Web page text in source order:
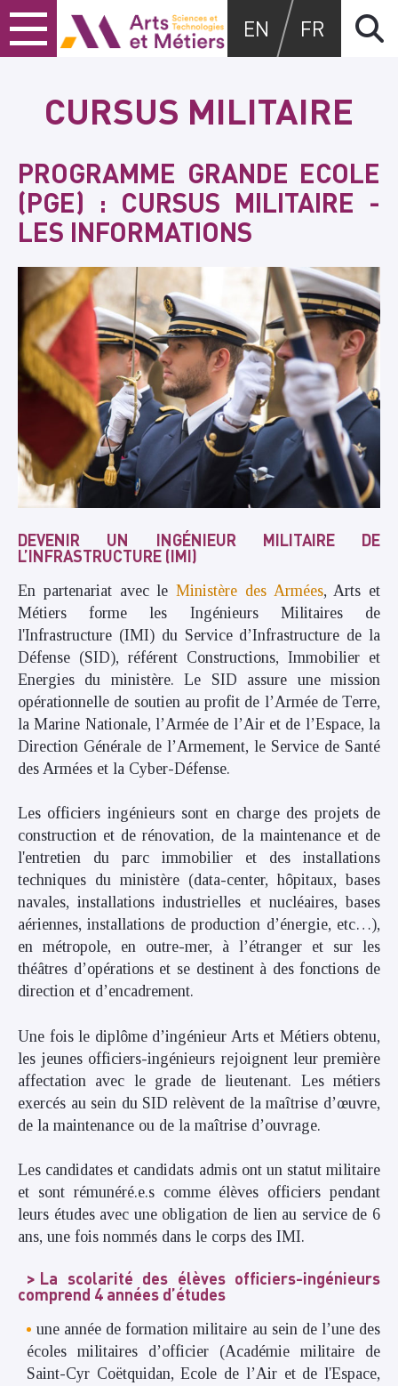
Skip
to
content
Skip
to
main
Skip
to
search
Arts et métiers
EN FR
CURSUS MILITAIRE
PROGRAMME GRANDE ECOLE
(PGE) : CURSUS MILITAIRE -
LES INFORMATIONS
DEVENIR UN INGÉNIEUR MILITAIRE DE
L’INFRASTRUCTURE (IMI)
En partenariat avec le Ministère des Armées, Arts et
Métiers forme les Ingénieurs Militaires de
l'Infrastructure (IMI) du Service d’Infrastructure de la
Défense (SID), référent Constructions, Immobilier et
Energies du ministère. Le SID assure une mission
opérationnelle de soutien au profit de l’Armée de Terre,
la Marine Nationale, l’Armée de l’Air et de l’Espace, la
Direction Générale de l’Armement, le Service de Santé
des Armées et la Cyber-Défense.
Les officiers ingénieurs sont en charge des projets de
construction et de rénovation, de la maintenance et de
l'entretien du parc immobilier et des installations
techniques du ministère (data-center, hôpitaux, bases
navales, installations industrielles et nucléaires, bases
aériennes, installations de production d’énergie, etc…),
en métropole, en outre-mer, à l’étranger et sur les
théâtres d’opérations et se destinent à des fonctions de
direction et d’encadrement.
Une fois le diplôme d’ingénieur Arts et Métiers obtenu,
les jeunes officiers-ingénieurs rejoignent leur première
affectation avec le grade de lieutenant. Les métiers
exercés au sein du SID relèvent de la maîtrise d’œuvre,
de la maintenance ou de la maîtrise d’ouvrage.
Les candidates et candidats admis ont un statut militaire
et sont rémunéré.e.s comme élèves officiers pendant
leurs études avec une obligation de lien au service de 6
ans, une fois nommés dans le corps des IMI.
La scolarité des élèves officiers-ingénieurs
comprend 4 années d’études
une année de formation militaire au sein de l’une des
écoles militaires d’officier (Académie militaire de
Saint-Cyr Coëtquidan, Ecole de l’Air et de l'Espace,